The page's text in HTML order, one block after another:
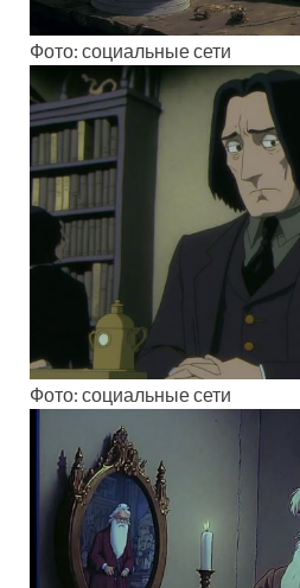
Фото: социальные сети
Фото: социальные сети